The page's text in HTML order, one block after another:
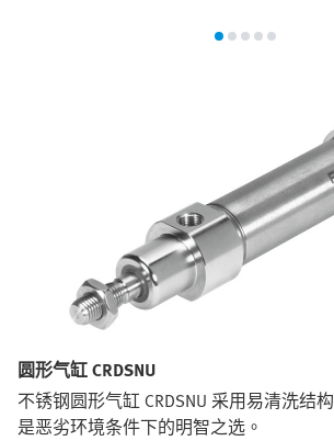
圆形气缸 CRDSNU
不锈钢圆形气缸 CRDSNU 采用易清洗结构
是恶劣环境条件下的明智之选。